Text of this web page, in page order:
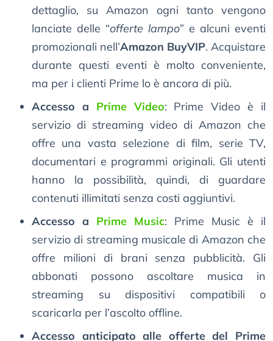
dettaglio, su Amazon ogni tanto vengono
lanciate delle “offerte lampo” e alcuni eventi
promozionali nell’Amazon BuyVIP. Acquistare
durante questi eventi è molto conveniente,
ma per i clienti Prime lo è ancora di più.
Accesso a Prime Video: Prime Video è il
servizio di streaming video di Amazon che
offre una vasta selezione di film, serie TV,
documentari e programmi originali. Gli utenti
hanno la possibilità, quindi, di guardare
contenuti illimitati senza costi aggiuntivi.
Accesso a Prime Music: Prime Music è il
servizio di streaming musicale di Amazon che
offre milioni di brani senza pubblicità. Gli
abbonati possono ascoltare musica in
streaming su dispositivi compatibili o
scaricarla per l’ascolto offline.
Accesso anticipato alle offerte del Prime